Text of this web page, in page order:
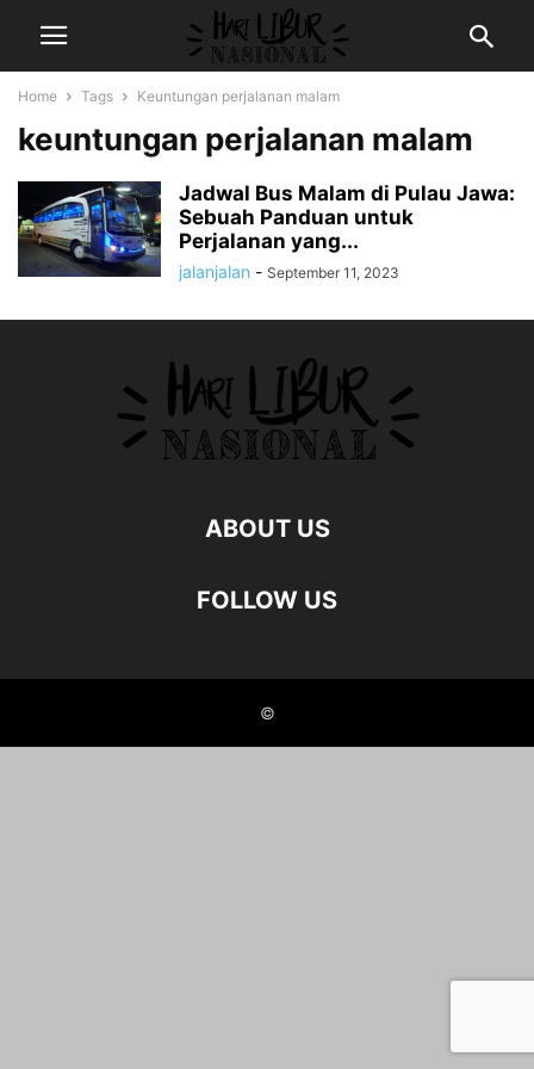
Home Tags Keuntungan perjalanan malam
keuntungan perjalanan malam
Jadwal Bus Malam di Pulau Jawa:
Sebuah Panduan untuk
Perjalanan yang...
jalanjalan - September 11, 2023
ABOUT US
FOLLOW US
©